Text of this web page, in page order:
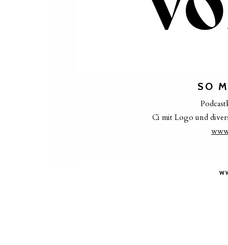
SO
Ci mit Logo und